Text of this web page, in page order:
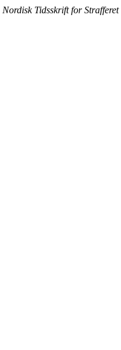
Nordisk Tidsskrift for Strafferet